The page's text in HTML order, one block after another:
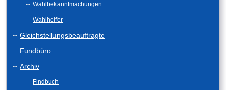
Wahlbekanntmachungen
Wahlhelfer
Gleichstellungsbeauftragte
Fundbüro
Archiv
Findbuch